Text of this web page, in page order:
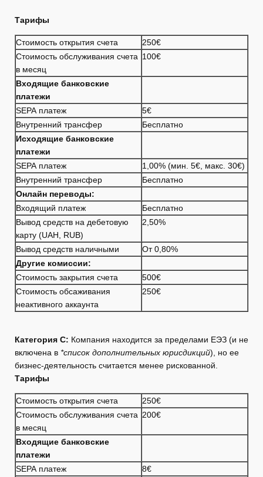
Тарифы
Стоимость открытия счета
250€
Стоимость обслуживания счета
в месяц
100€
Входящие банковские
платежи
SEPA платеж
5€
Внутренний трансфер
Бесплатно
Исходящие банковские
платежи
SEPA платеж
1,00% (мин. 5€, макс. 30€)
Внутренний трансфер
Бесплатно
Онлайн переводы:
Входящий платеж
Бесплатно
Вывод средств на дебетовую
карту (UAH, RUB)
2,50%
Вывод средств наличными
От 0,80%
Другие комиссии:
Стоимость закрытия счета
500€
Стоимость обсаживания
неактивного аккаунта
250€
Категория C: Компания находится за пределами ЕЭЗ (и не
включена в *список дополнительных юрисдикций), но ее
бизнес-деятельность считается менее рискованной.
Тарифы
Стоимость открытия счета
250€
Стоимость обслуживания счета
в месяц
200€
Входящие банковские
платежи
SEPA платеж
8€